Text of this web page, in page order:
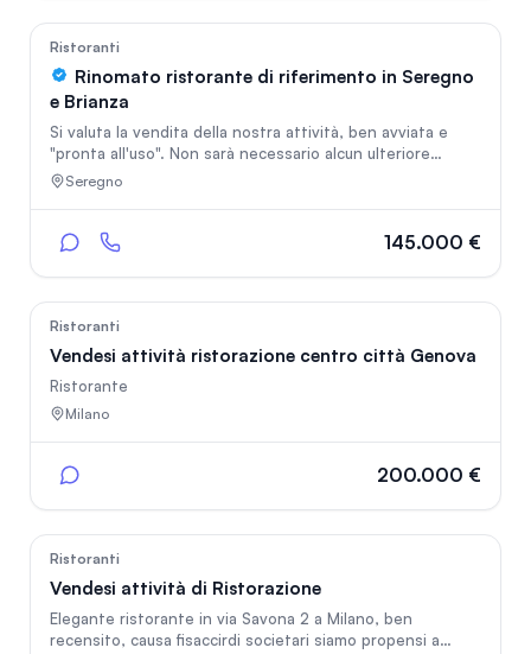
clientela consolidata. Trattative riservate.
Ristoranti
Rinomato ristorante di riferimento in Seregno
e Brianza
Si valuta la vendita della nostra attività, ben avviata e
"pronta all'uso". Non sarà necessario alcun ulteriore
investimento, in quanto l'attività è operativa e completa
di personale di alto livello, senza costi eccessivi. La
economici. Il ristorante offre una cucina ricercata ed unica
Brianza. Una sala interna di 34 coperti e un Dehors di 15
coperti, lo rendono un "gioiellino".
Seregno
145.000 €
Ristoranti
Vendesi attività ristorazione centro città Genova
Ristorante
Milano
200.000 €
Ristoranti
Vendesi attività di Ristorazione
Elegante ristorante in via Savona 2 a Milano, ben
recensito, causa fisaccirdi societari siamo propensi a